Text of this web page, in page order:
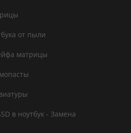
от пыли
матрицы
в ноутбук - Замена